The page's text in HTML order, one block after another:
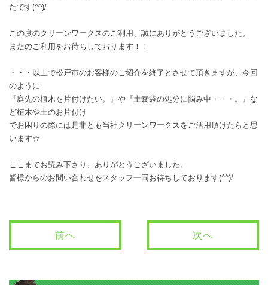
たです(^^)/
この度のクリーンワークスのご利用、誠にありがとうございました。
またのご利用をお待ちしております！！
・・・以上で松戸市のお客様のご紹介を終了とさせて頂きますが、今回
のように
『庭先の植木を片付けたい。』や『土嚢袋の処分に悩み中・・・。』な
ど植木や土のお片付け
でお困りの際には是非とも当社クリーンワークスをご活用頂けたらと思
います☆
ここまでお読み下さり、ありがとうございました。
皆様からのお問い合わせをスタッフ一同お待ちしております(^^)/
前へ 次へ